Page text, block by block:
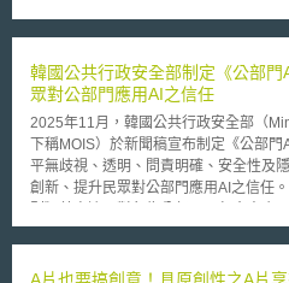
而在機制設計上，也係從「設計」
入，也必須確實提供員工教育訓練
(VULNERABILITY TESTING)、定期驗
外，在與外部與服務提供者(例如ISP)之
義務(due diligence)，也必須透過契約
資料隱私安全機制，並在安全性遭受到
本案目前在聯邦參議院已經二讀通過
一階段的審議，該立法草案未來是否會
之商業運作，有待未來持續關注之。
視頻道之間未被使用之閒置頻段。
線寬頻服務之發展。 儘管數位無線電視台及Verizon等正使用該頻段之
業者有干擾疑慮，然主張開放空白頻段
線寬頻服務之發展將大有助益，且透過
理定位科技(geolocation technology)，
之同時，不至於干擾數位無線電視台或
關於試驗結果，無線麥克風業者
示，感測技術幾乎完全無法準確偵測使
示，儘管感測技術無法避免干擾發生，
韓國公共行政安全部制定《公部
眾對公部門應用AI之信任
2025年11月，韓國公共行政安全部（
下稱MOIS）於新聞稿宣布制定《公部
平無歧視、透明、問責明確、安全性及
創新、提升民眾對公部門應用AI之信任。 一、適用範圍 《公部門AI倫理原
制力的指引。 二、檢核表分三階段漸進式管理 《公部門AI倫理原則》草案
表（Checklist），惟目前尚未公開詳細內容： （一）第一階段